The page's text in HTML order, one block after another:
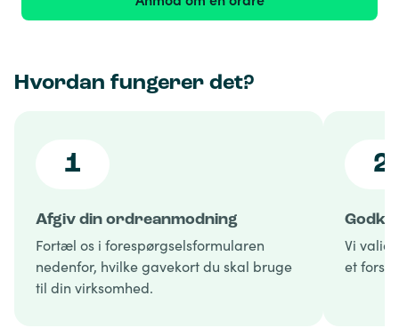
Hvordan fungerer det?
1
Afgiv din ordreanmodning
Fortæl os i forespørgselsformularen
nedenfor, hvilke gavekort du skal bruge
til din virksomhed.
2
Vi
et